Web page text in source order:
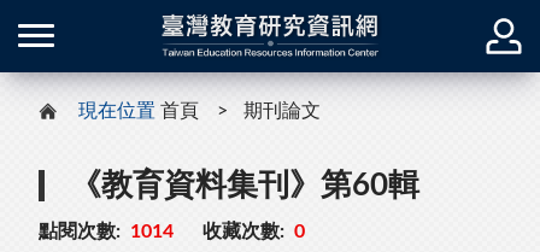
現在位置 首頁 期刊論文
《教育資料集刊》第60輯
點閱次數: 1014 收藏次數: 0